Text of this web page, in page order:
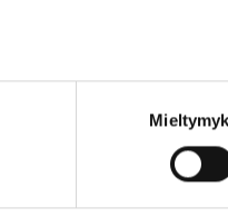
Petikontie 1 B
Haikanvuori 6